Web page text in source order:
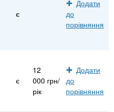
є
Додати
до
порівняння
є
12
000 грн/
рік
Додати
до
порівняння